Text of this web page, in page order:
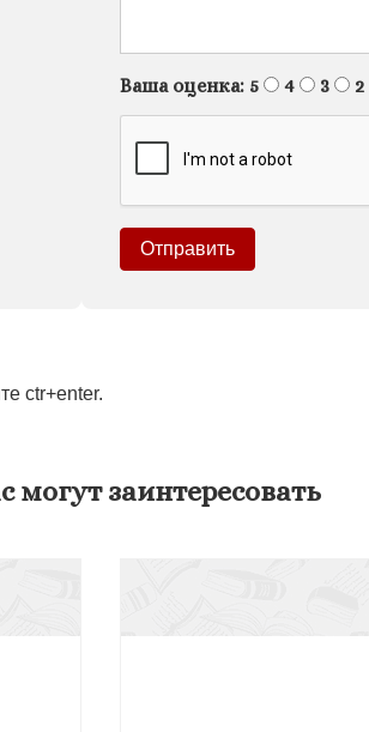
Ваша оценка: 5 4 3 2
ctr+enter.
могут заинтересовать